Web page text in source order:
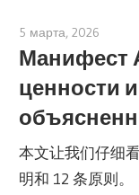
5 марта, 2026
Манифест
ценности
本文让我们仔细
明和 12 条原则。